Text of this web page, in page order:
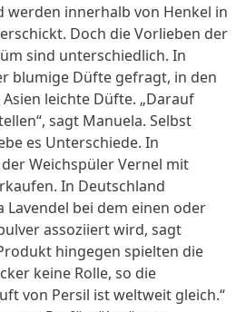
werden innerhalb von Henkel in
Doch die Vorlieben der
sind unterschiedlich. In
blumige Düfte gefragt, in den
leichte Düfte. „Darauf
sagt Manuela. Selbst
es Unterschiede. In
Weichspüler Vernel mit
In Deutschland
Lavendel bei dem einen oder
assoziiert wird, sagt
hingegen spielten die
keine Rolle, so die
von Persil ist weltweit gleich.“